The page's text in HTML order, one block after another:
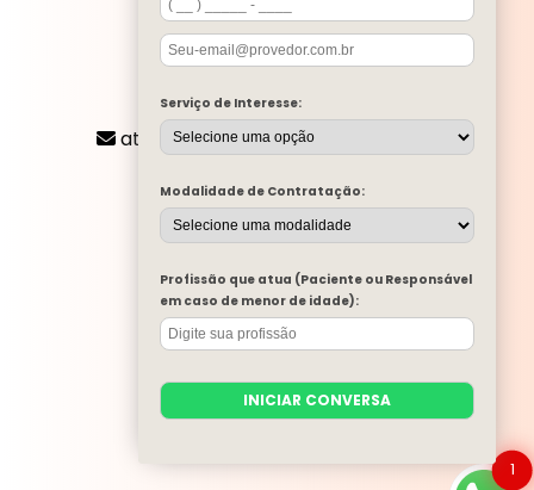
(11) 2424-8197
atendimento@mentalone.com.br
MENU
A MENTAL ONE
SERVIÇOS
BLOG
MENTAL ONE NA MÍDIA
TRABALHE CONOSCO
PARA EMPRESAS
CONTATO
CATEGORIAS
1
Serviço de Interesse:
Modalidade de Contratação:
Profissão que atua (Paciente ou Responsável
em caso de menor de idade):
INICIAR CONVERSA